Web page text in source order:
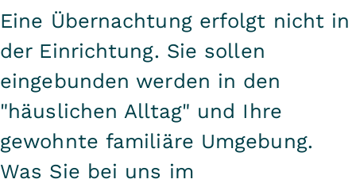
Eine Übernachtung erfolgt nicht in
der Einrichtung. Sie sollen
eingebunden werden in den
"häuslichen Alltag" und Ihre
gewohnte familiäre Umgebung.
Was Sie bei uns im